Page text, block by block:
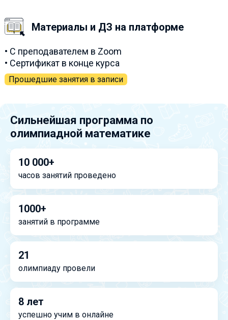
Материалы и ДЗ на платформе
• С преподавателем в Zoom
• Сертификат в конце курса
Прошедшие занятия в записи
Сильнейшая программа по
олимпиадной математике
10 000+
часов занятий проведено
1000+
занятий в программе
21
олимпиаду провели
8 лет
успешно учим в онлайне